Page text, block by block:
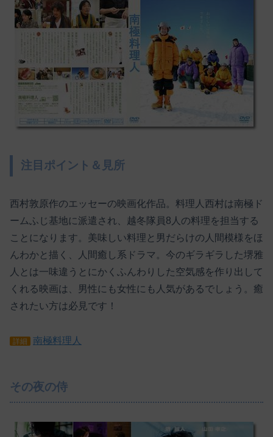
注目ポイント＆見所
西村敦原作のエッセーの映画化作品。料理人西村は南極ド
ームふじ基地に派遣され、越冬隊員8人の料理を担当する
ことになります。美味しい料理と男だらけの人間模様をほ
んわかと描く、人間癒し系ドラマ。今のギラギラした堺雅
人とは一味違うとにかくふんわりした空気感を作り出して
くれる映画は、男性にも女性にも人気があるでしょう。癒
されたい方は必見です！
詳細 南極料理人
その夜の侍